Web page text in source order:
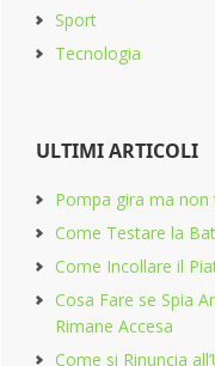
Sport
Tecnologia
ULTIMI ARTICOLI
Pompa gira ma non
Come Testare la
Come Incollare il
Cosa Fare se Spia
Rimane Accesa
Come si Rinuncia